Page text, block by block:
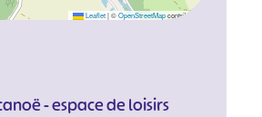
Leaflet |©OpenStreetMapcontributors
- espace de loisirs